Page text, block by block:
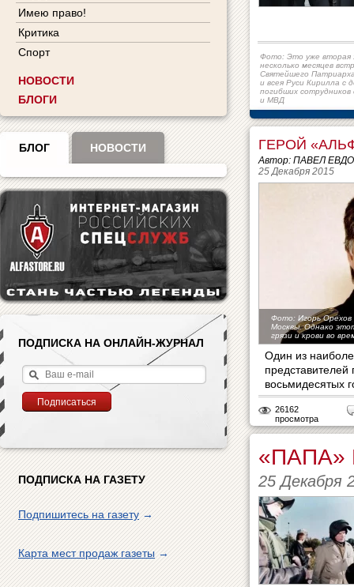
Имею право!
Критика
Спорт
НОВОСТИ
БЛОГИ
БЛОГ НОВОСТИ
ПОДПИСКА НА ОНЛАЙН-ЖУРНАЛ
ПОДПИСКА НА ГАЗЕТУ
Подпишитесь на газету→
Карта мест продаж газеты→
Фото: Это уже вторая
несколько месяцев
Святейшего
и всея Руси Кирилла с
погибших
и МВД
ГЕРОЙ
Автор: ПАВЕЛ
25 Декабря 2015
Фото: Игорь
Москвы. Однако
грязи и крови во
Один из
восьмидесятых
26162
просмотра
«ПАПА»
25 Декабря